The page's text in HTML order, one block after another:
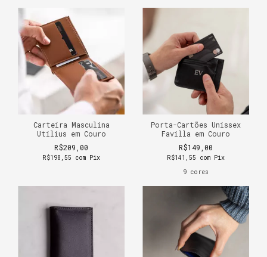
Carteira Masculina
Utilius em Couro
R$209,00
R$198,55 com Pix
Porta-Cartões Unissex
Favilla em Couro
R$149,00
R$141,55 com
Pix
9 cores